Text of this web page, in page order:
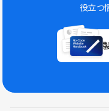
役立つ